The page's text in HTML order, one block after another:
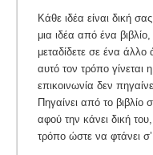
Κάθε ιδέα είναι δική
μια ιδέα από ένα βιβλίο,
μεταδίδετε σε ένα άλλο
αυτό τον τρόπο
επικοινωνία δεν
Πηγαίνει από το βιβλίο
αφού την κάνει δική
τρόπο ώστε να φτάνει σ’